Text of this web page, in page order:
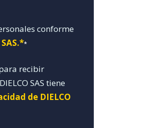
conforme
*
recibir
SAS tiene
de DIELCO